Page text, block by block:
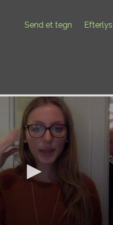
Send et tegn